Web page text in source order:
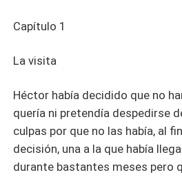
Capítulo 1
La visita
Héctor había decidido que no
quería ni pretendía despedirse
culpas por que no las había, al
decisión, una a la que había
durante bastantes meses pero